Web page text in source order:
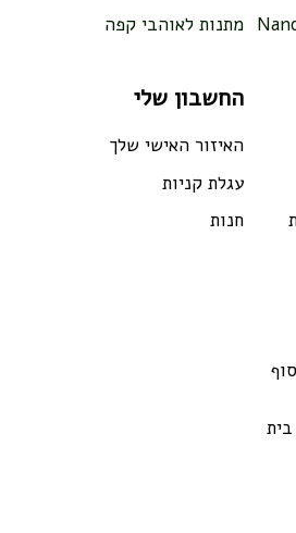
מתנות לאוהבי קפה
החשבון שלי
האיזור האישי שלך
עגלת קניות
חנות